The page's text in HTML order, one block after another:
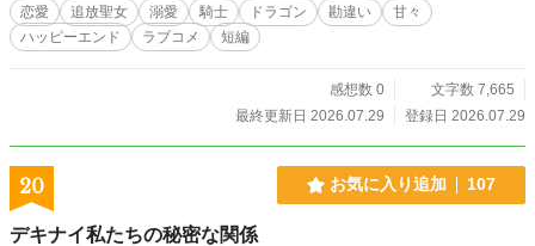
恋愛 追放聖女 溺愛 騎士 ドラゴン 勘違い
甘々
ハッピーエンド
ラブコメ 短編
感想数 0
文字数 7,665
最終更新日 2026.07.29
登録日 2026.07.29
20 お気に入り追加 107
デキナイ私たちの秘密な関係